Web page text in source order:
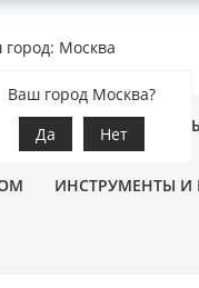
Москва
Ваш город Москва?
Да
Нет
ЗООТОВАРЫ
ИНСТРУМЕНТЫ И